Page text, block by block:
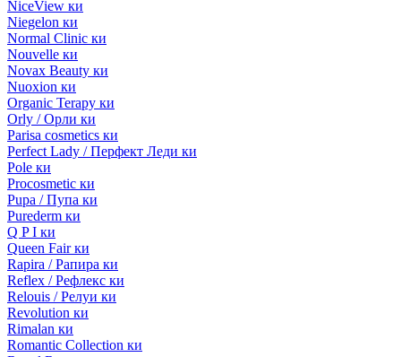
NiceView ки
Niegelon ки
Normal Clinic ки
Nouvelle ки
Novax Beauty ки
Nuoxion ки
Organic Terapy ки
Orly / Орли ки
Parisa cosmetics ки
Perfect Lady / Перфект Леди ки
Pole ки
Procosmetic ки
Pupa / Пупа ки
Purederm ки
Q P I ки
Queen Fair ки
Rapira / Рапира ки
Reflex / Рефлекс ки
Relouis / Релуи ки
Revolution ки
Rimalan ки
Romantic Collection ки